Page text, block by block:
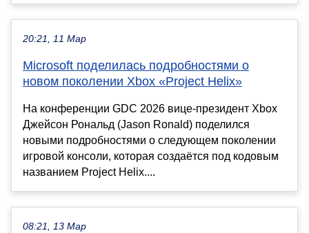
20:21, 11 Мар
Microsoft поделилась подробностями о
новом поколении Xbox «Project Helix»
На конференции GDC 2026 вице-президент Xbox
Джейсон Рональд (Jason Ronald) поделился
новыми подробностями о следующем поколении
игровой консоли, которая создаётся под кодовым
названием Project Helix....
08:21, 13 Мар